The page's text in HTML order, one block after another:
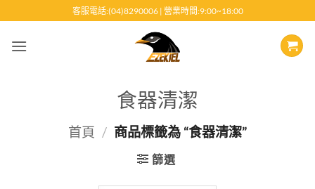
至
客服電話:(04)8290006 | 營業時間:9:00~18:00
食器清潔
首頁 / 商品標籤為 “食器清潔”
篩選